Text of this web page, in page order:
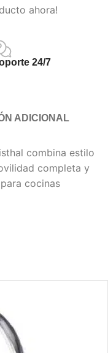
ahora!
24/7
ADICIONAL
combina estilo
completa y
cocinas